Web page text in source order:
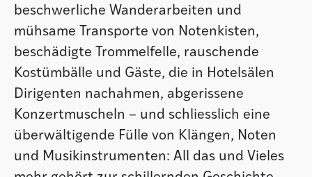
beschwerliche Wanderarbeiten und
mühsame Transporte von Notenkisten,
beschädigte Trommelfelle, rauschende
Kostümbälle und Gäste, die in Hotelsälen
Dirigenten nachahmen, abgerissene
Konzertmuscheln – und schliesslich eine
überwältigende Fülle von Klängen, Noten
und Musikinstrumenten: All das und Vieles